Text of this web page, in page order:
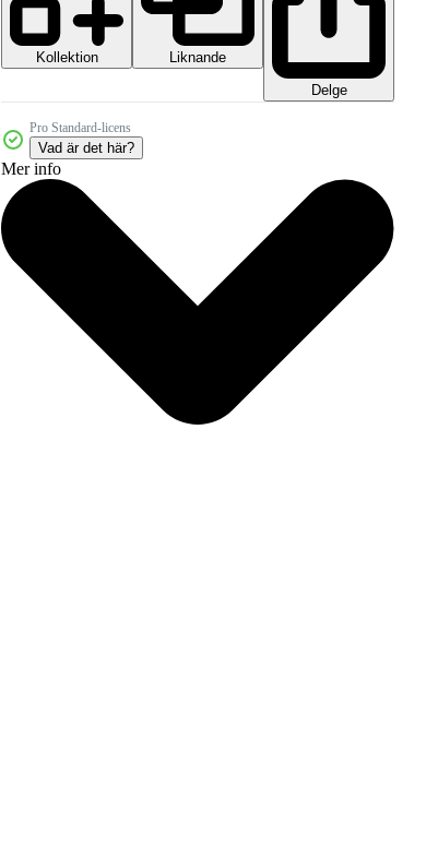
Kollektion
Liknande
Delge
Pro Standard-licens
Vad är det här?
Mer info